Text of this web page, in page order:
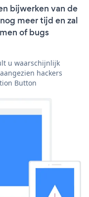
bijwerken van de
meer tijd en zal
of bugs
u waarschijnlijk
hackers
Button